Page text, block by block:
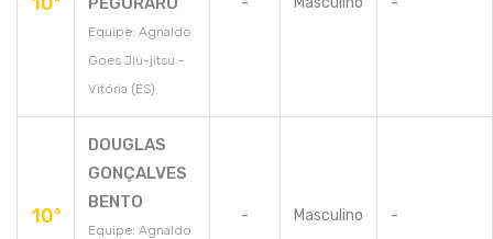
Equipe: Agnaldo
Goes Jiu-jitsu -
Vitória (ES)
10º
DOUGLAS
GONÇALVES
BENTO
Equipe: Agnaldo
- Masculino -